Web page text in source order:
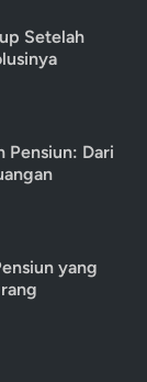
Setelah
Pensiun: Dari
yang